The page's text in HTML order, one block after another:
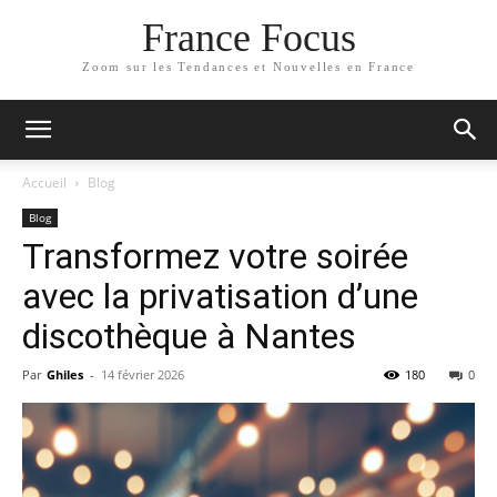
France Focus
Zoom sur les Tendances et Nouvelles en France
Accueil Blog
Blog
Transformez votre soirée
avec la privatisation d’une
discothèque à Nantes
Par Ghiles - 14 février 2026 0
180